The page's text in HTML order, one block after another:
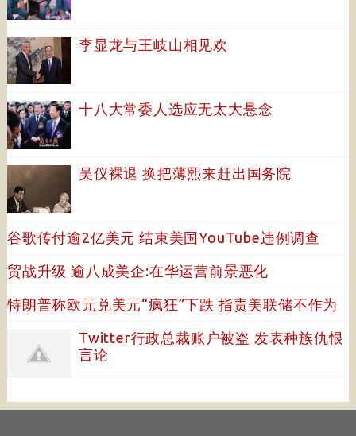
李显龙与王岐山相见欢
十八大常委人选应无太大悬念
吴仪裸退 换把薄熙来赶出国务院
谷歌传付逾2亿美元 结束美国YouTube违例调查
贸战升级 逾八成美企:在华运营前景恶化
特朗普称欧元兑美元“疯狂”下跌 指责美联储不作为
Twitter行政总裁账户被盗 发表种族仇恨
言论